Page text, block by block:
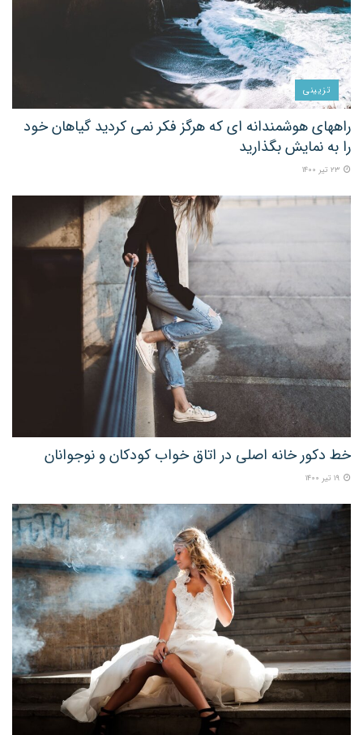
تزیینی
راههای هوشمندانه ای که هرگز فکر نمی کردید گیاهان خود
را به نمایش بگذارید
خط دکور خانه اصلی در اتاق خواب کودکان و نوجوانان